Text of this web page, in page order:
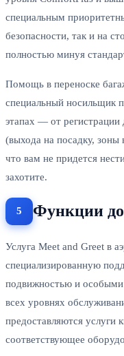
специальным
безопасности, так и на
полностью минуя
Помощь в переноске
специальный носильщик
этапах — от регистрации
(выхода на посадку,
что вам не придется
захотите.
Функции
Услуга Meet and Greet в
специализированную
подвижностью и
всех уровнях
предоставляются услуги
соответствующее